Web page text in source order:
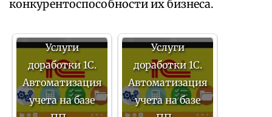
конкурентоспособности их бизнеса.
Услуги
доработки 1С.
Автоматизация
учета на базе
Услуги
доработки 1С.
Автоматизация
учета на базе